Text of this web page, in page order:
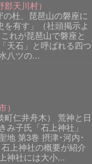
天川村）
杜、琵琶山の磐座に
有す」（社頭掲示よ
れが琵琶山で磐座と
天石」と呼ばれる四つ
八ツの...
）
仁井舟木） 荒神と日
み子氏「石上神社」
地 第3巻 摂津･河内･
上神社の概要が紹介
神社には大小...